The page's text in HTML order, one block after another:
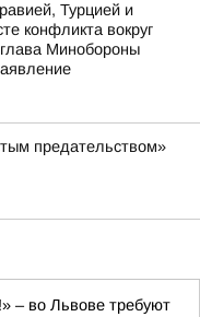
Турцией и
конфликта вокруг
Минобороны
предательством»
– во Львове требуют